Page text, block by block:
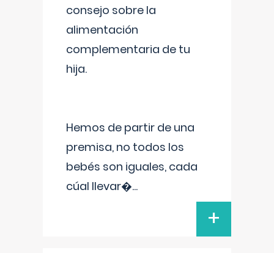
consejo sobre la
alimentación
complementaria de tu
hija.
Hemos de partir de una
premisa, no todos los
bebés son iguales, cada
cúal llevar�...
+